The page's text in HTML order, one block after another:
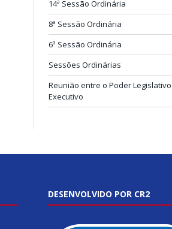
14ª Sessão Ordinária
8ª Sessão Ordinária
6ª Sessão Ordinária
Sessões Ordinárias
Reunião entre o Poder
Executivo
DESENVOLVIDO POR CR2